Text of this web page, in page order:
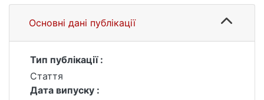
Основні дані публікації
Тип публікації :
Стаття
Дата випуску :